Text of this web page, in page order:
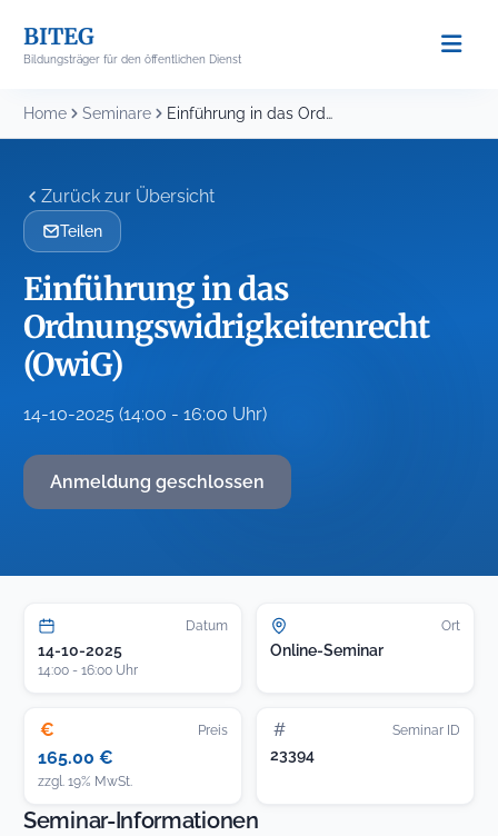
content
BITEG
Bildungsträger für den öffentlichen Dienst
Home Seminare Einführung in das Ordnungswidrigkeitenrecht (OwiG)
Zurück zur Übersicht
Teilen
Einführung in das
Ordnungswidrigkeitenrecht
(OwiG)
14-10-2025 (14:00 - 16:00 Uhr)
Anmeldung geschlossen
Datum
14-10-2025
14:00 - 16:00 Uhr
Ort
Online-Seminar
€ Preis
165.00 €
zzgl. 19% MwSt.
# Seminar ID
23394
Seminar-Informationen